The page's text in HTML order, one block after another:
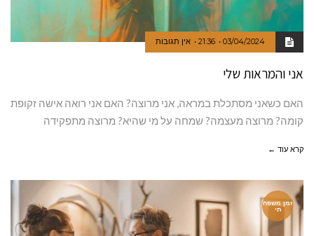
03/04/2024
21:36 אין תגובות
אני והמראות שלי
האם כשאני מסתכלת במראה, אני מרוצה? האם אני רואה אישה זקופת
קומה? מרוצה מעצמה? שמחה על מי שהיא? מרוצה מתפקידה
קרא עוד ←
זמן משפח
תי